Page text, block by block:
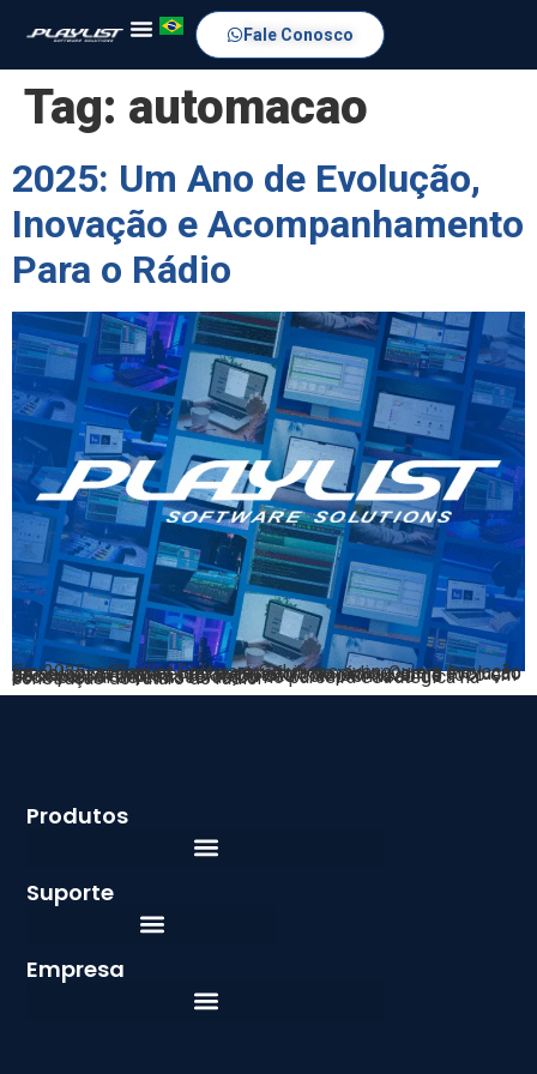
Fale Conosco
Tag: automacao
2025: Um Ano de Evolução,
Inovação e Acompanhamento
Para o Rádio
Em 2025, a Playlist Software Solutions avançou em inovação tecnológica sem perder a essência do rádio. Com a evolução de seus softwares, novas plataformas em nuvem e foco em pessoas, a empresa reforçou seu compromisso de acompanhar as emissoras como parceira estratégica na construção do futuro do rádio.
Produtos
Suporte
Empresa